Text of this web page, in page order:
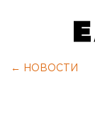
← НОВОСТИ